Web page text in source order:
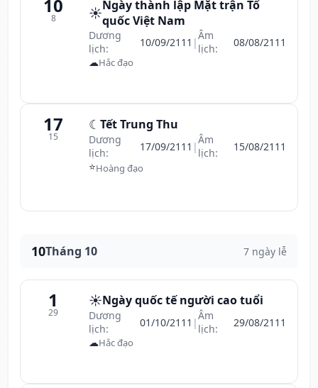
10
8 ☀️Ngày thành lập Mặt trận Tổ
quốc Việt Nam
Dương
lịch:
10/09/2111 |Âm
lịch:
08/08/2111
☁Hắc đạo
17
15
☾ Tết Trung Thu
Dương
lịch:
17/09/2111 |Âm
lịch:
15/08/2111
⭐Hoàng đạo
10Tháng 10 7 ngày lễ
1
29
☀️Ngày quốc tế người cao tuổi
Dương
lịch:
01/10/2111 |Âm
lịch:
29/08/2111
☁Hắc đạo